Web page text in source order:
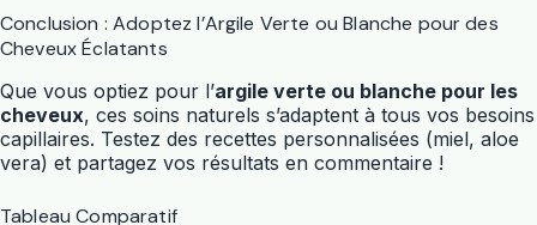
Conclusion : Adoptez l’Argile Verte ou Blanche pour des
Cheveux Éclatants
Que vous optiez pour l’argile verte ou blanche pour les
cheveux, ces soins naturels s’adaptent à tous vos besoins
capillaires. Testez des recettes personnalisées (miel, aloe
vera) et partagez vos résultats en commentaire !
Tableau Comparatif